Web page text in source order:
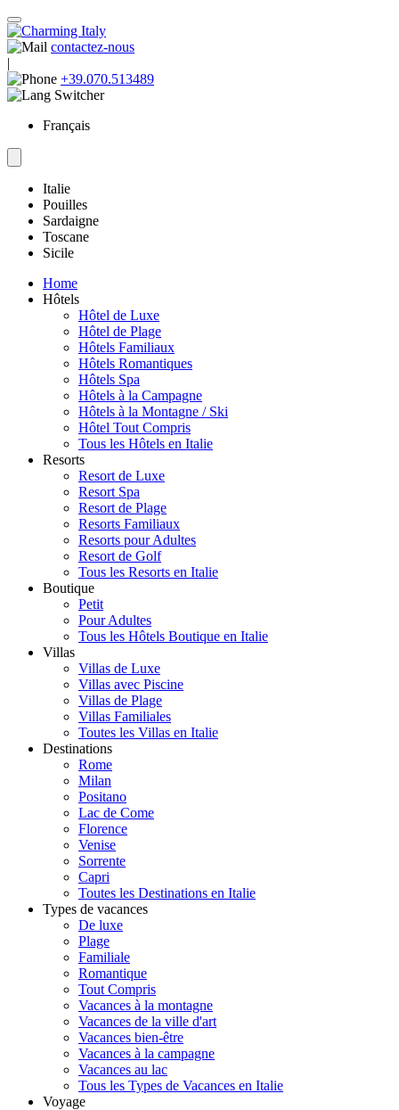
contactez-nous
|
+39.070.513489
Français
Italie
Pouilles
Sardaigne
Toscane
Sicile
Home
Hôtels
Hôtel de Luxe
Hôtel de Plage
Hôtels Familiaux
Hôtels Romantiques
Hôtels Spa
Hôtels à la Campagne
Hôtels à la Montagne / Ski
Hôtel Tout Compris
Tous les Hôtels en Italie
Resorts
Resort de Luxe
Resort Spa
Resort de Plage
Resorts Familiaux
Resorts pour Adultes
Resort de Golf
Tous les Resorts en Italie
Boutique
Petit
Pour Adultes
Tous les Hôtels Boutique en Italie
Villas
Villas de Luxe
Villas avec Piscine
Villas de Plage
Villas Familiales
Toutes les Villas en Italie
Destinations
Rome
Milan
Positano
Lac de Come
Florence
Venise
Sorrente
Capri
Toutes les Destinations en Italie
Types de vacances
De luxe
Plage
Familiale
Romantique
Tout Compris
Vacances à la montagne
Vacances de la ville d'art
Vacances bien-être
Vacances à la campagne
Vacances au lac
Tous les Types de Vacances en Italie
Voyage